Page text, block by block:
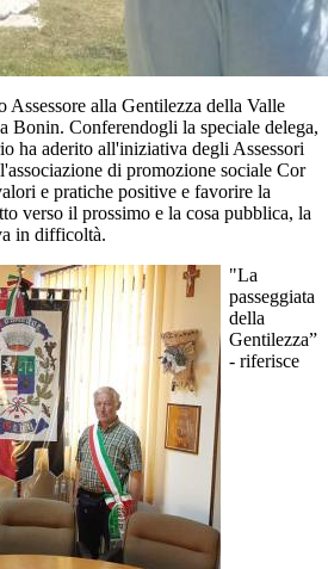
alla Gentilezza della Valle
Bonin. Conferendogli la speciale delega,
ha aderito all'iniziativa degli Assessori
di promozione sociale Cor
e pratiche positive e favorire la
verso il prossimo e la cosa pubblica, la
in difficoltà.
"La
passeggiata
della
Gentilezza”
- riferisce